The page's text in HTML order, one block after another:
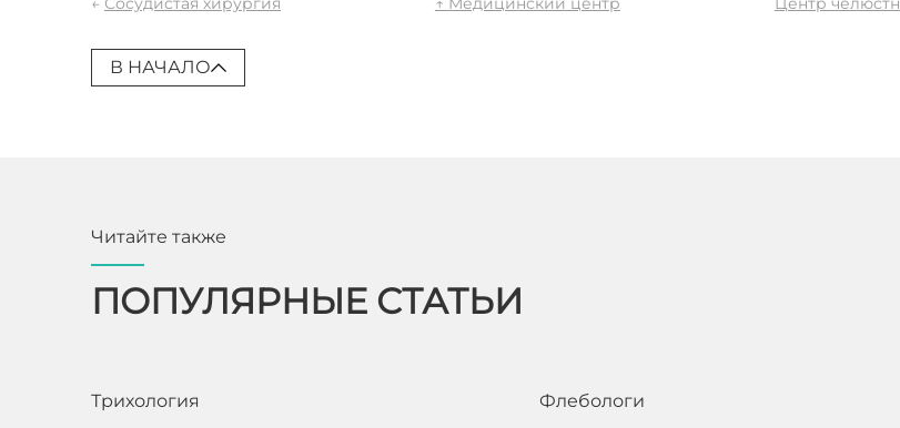
В НАЧАЛО
Читайте также
ПОПУЛЯРНЫЕ СТАТЬИ
Трихология Флебологи